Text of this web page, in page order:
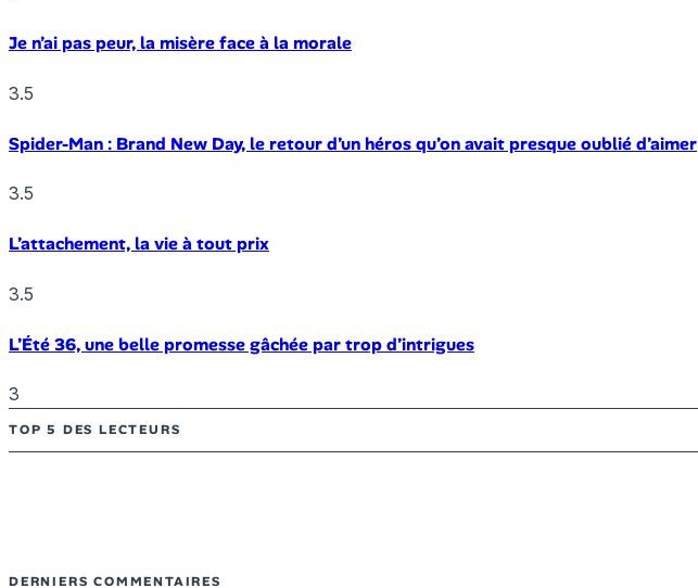
Je n’ai pas peur, la misère face à la morale
3.5
Spider-Man : Brand New Day, le retour d’un héros qu’on avait presque oublié d’aimer
3.5
L’attachement, la vie à tout prix
3.5
L’Été 36, une belle promesse gâchée par trop d’intrigues
3
TOP 5 DES LECTEURS
DERNIERS COMMENTAIRES